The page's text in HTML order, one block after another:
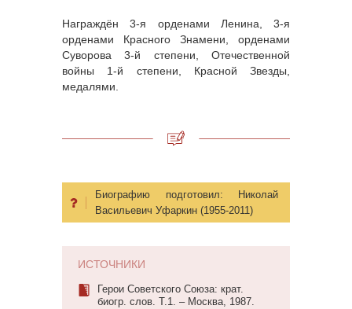
Награждён 3-я орденами Ленина, 3-я
орденами Красного Знамени, орденами
Суворова 3-й степени, Отечественной
войны 1-й степени, Красной Звезды,
медалями.
Биографию подготовил:
Николай
Васильевич Уфаркин (1955-2011)
ИСТОЧНИКИ
Герои Советского Союза: крат.
биогр. слов. Т.1. – Москва, 1987.